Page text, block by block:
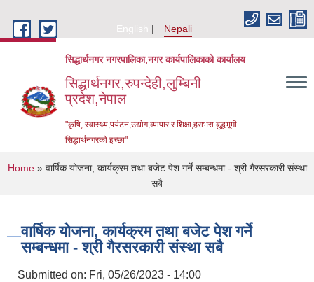
English
Nepali
सिद्धार्थनगर नगरपालिका,नगर कार्यपालिकाको कार्यालय
सिद्धार्थनगर,रुपन्देही,लुम्बिनी
प्रदेश,नेपाल
"कृषि, स्वास्थ्य,पर्यटन,उद्योग,व्यापार र शिक्षा,हराभरा बुद्धभूमी
सिद्धार्थनगरको इच्छा"
You are here
Home» वार्षिक योजना, कार्यक्रम तथा बजेट पेश गर्ने सम्बन्धमा - श्री गैरसरकारी संस्था
सबै
वार्षिक योजना, कार्यक्रम तथा बजेट पेश गर्ने
सम्बन्धमा - श्री गैरसरकारी संस्था सबै
Submitted on: Fri, 05/26/2023 - 14:00